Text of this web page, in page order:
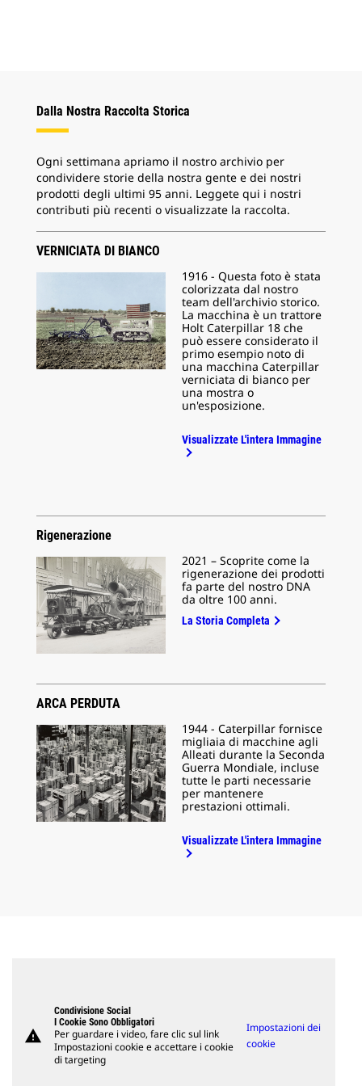
Dalla Nostra Raccolta Storica
Ogni settimana apriamo il nostro archivio per
condividere storie della nostra gente e dei nostri
prodotti degli ultimi 95 anni. Leggete qui i nostri
contributi più recenti o visualizzate la raccolta.
VERNICIATA DI BIANCO
1916 - Questa foto è stata
colorizzata dal nostro
team dell'archivio storico.
La macchina è un trattore
Holt Caterpillar 18 che
può essere considerato il
primo esempio noto di
una macchina Caterpillar
verniciata di bianco per
una mostra o
un'esposizione.
Visualizzate L'intera Immagine
Rigenerazione
2021 – Scoprite come la
rigenerazione dei prodotti
fa parte del nostro DNA
da oltre 100 anni.
La Storia Completa
ARCA PERDUTA
1944 - Caterpillar fornisce
migliaia di macchine agli
Alleati durante la Seconda
Guerra Mondiale, incluse
tutte le parti necessarie
per mantenere
prestazioni ottimali.
Visualizzate L'intera Immagine
warning
Condivisione Social
I Cookie Sono Obbligatori
Per guardare i video, fare clic sul link
Impostazioni cookie e accettare i cookie
di targeting
Impostazioni dei
cookie